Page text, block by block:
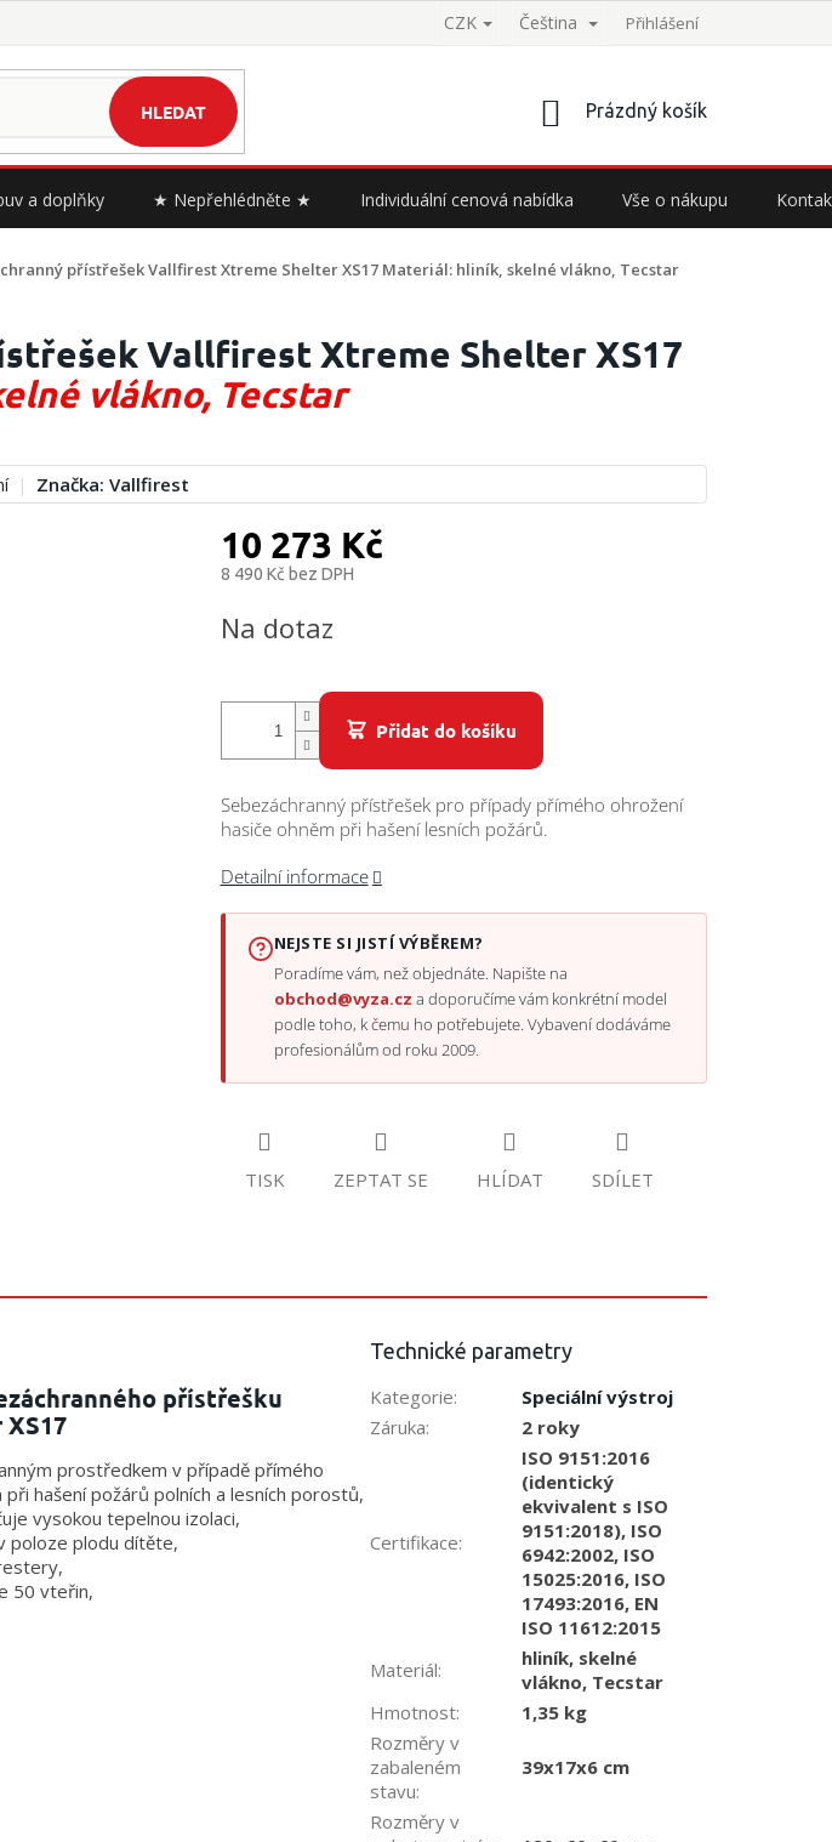
CZK Čeština Přihlášení
HLEDAT
NÁKUPNÍ
Prázdný košík
a doplňky ★ Nepřehlédněte ★ Individuální cenová nabídka Vše o nákupu
přístřešek Vallfirest Xtreme Shelter XS17 Materiál: hliník, skelné vlákno, Tecstar
Vallfirest Xtreme Shelter XS17
vlákno, Tecstar
Značka: Vallfirest
10 273 Kč
8 490 Kč bez DPH
cena:
Na dotaz
Přidat do košíku
Sebezáchranný přístřešek pro případy přímého ohrožení
hasiče ohněm při hašení lesních požárů.
Detailní informace
NEJSTE SI JISTÍ VÝBĚREM?
Poradíme vám, než objednáte. Napište na
obchod@vyza.cz a doporučíme vám konkrétní model
podle toho, k čemu ho potřebujete. Vybavení dodáváme
profesionálům od roku 2009.
TISK ZEPTAT SE HLÍDAT SDÍLET
přístřešku
prostředkem v případě přímého
hašení požárů polních a lesních porostů,
vysokou tepelnou izolaci,
poloze plodu dítěte,
50 vteřin,
Technické parametry
Kategorie:
Speciální výstroj
Záruka: 2 roky
Certifikace:
ISO 9151:2016
(identický
ekvivalent s ISO
9151:2018), ISO
6942:2002, ISO
15025:2016, ISO
17493:2016, EN
ISO 11612:2015
Materiál:
hliník, skelné
vlákno, Tecstar
Hmotnost:
1,35 kg
Rozměry v
zabaleném
stavu:
39x17x6 cm
Rozměry v